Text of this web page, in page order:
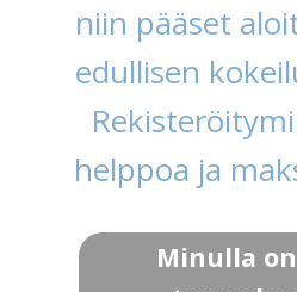
niin pääset
edullisen
helppoa ja
Minulla